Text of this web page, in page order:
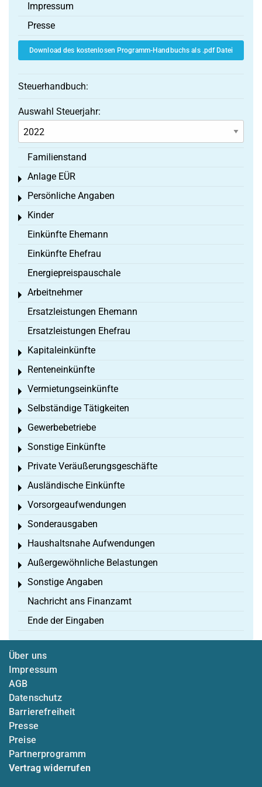
Impressum
Presse
Download des kostenlosen Programm-Handbuchs als .pdf Datei
Steuerhandbuch:
Auswahl Steuerjahr:
Familienstand
Anlage EÜR
Toggle menu
Persönliche Angaben
Toggle menu
Kinder
Toggle menu
Einkünfte Ehemann
Einkünfte Ehefrau
Energiepreispauschale
Arbeitnehmer
Toggle menu
Ersatzleistungen Ehemann
Ersatzleistungen Ehefrau
Kapitaleinkünfte
Toggle menu
Renteneinkünfte
Toggle menu
Vermietungseinkünfte
Toggle menu
Selbständige Tätigkeiten
Toggle menu
Gewerbebetriebe
Toggle menu
Sonstige Einkünfte
Toggle menu
Private Veräußerungsgeschäfte
Toggle menu
Ausländische Einkünfte
Toggle menu
Vorsorgeaufwendungen
Toggle menu
Sonderausgaben
Toggle menu
Haushaltsnahe Aufwendungen
Toggle menu
Außergewöhnliche Belastungen
Toggle menu
Sonstige Angaben
Toggle menu
Nachricht ans Finanzamt
Ende der Eingaben
Über uns
Impressum
AGB
Datenschutz
Barrierefreiheit
Presse
Preise
Partnerprogramm
Vertrag widerrufen